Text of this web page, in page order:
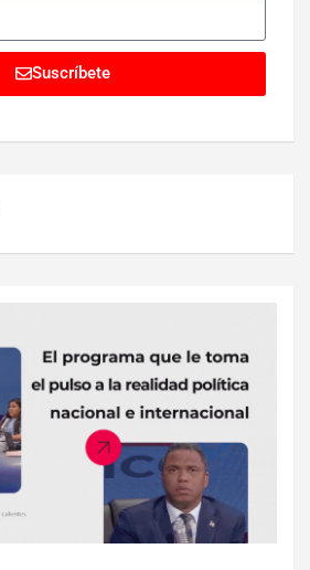
Suscríbete